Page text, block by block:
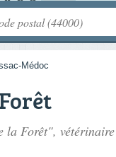
Médoc
la Forêt",